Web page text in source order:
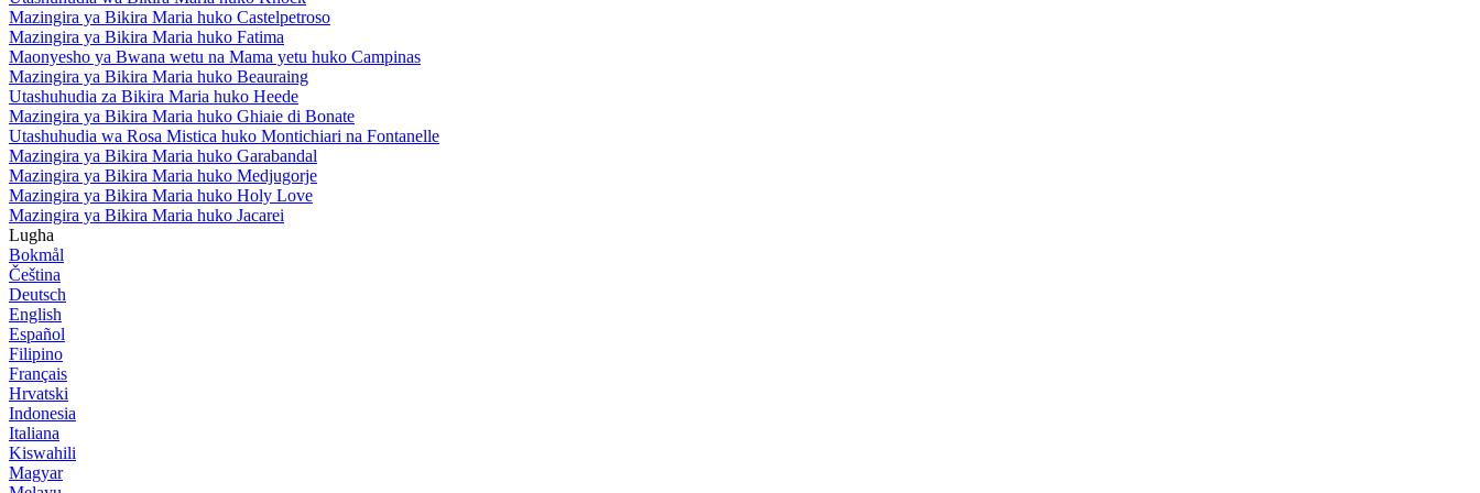
Mazingira ya Bikira Maria huko Castelpetroso
Mazingira ya Bikira Maria huko Fatima
Maonyesho ya Bwana wetu na Mama yetu huko Campinas
Mazingira ya Bikira Maria huko Beauraing
Utashuhudia za Bikira Maria huko Heede
Mazingira ya Bikira Maria huko Ghiaie di Bonate
Utashuhudia wa Rosa Mistica huko Montichiari na Fontanelle
Mazingira ya Bikira Maria huko Garabandal
Mazingira ya Bikira Maria huko Medjugorje
Mazingira ya Bikira Maria huko Holy Love
Mazingira ya Bikira Maria huko Jacarei
Lugha
Bokmål
Čeština
Deutsch
English
Español
Filipino
Français
Hrvatski
Indonesia
Italiana
Kiswahili
Magyar